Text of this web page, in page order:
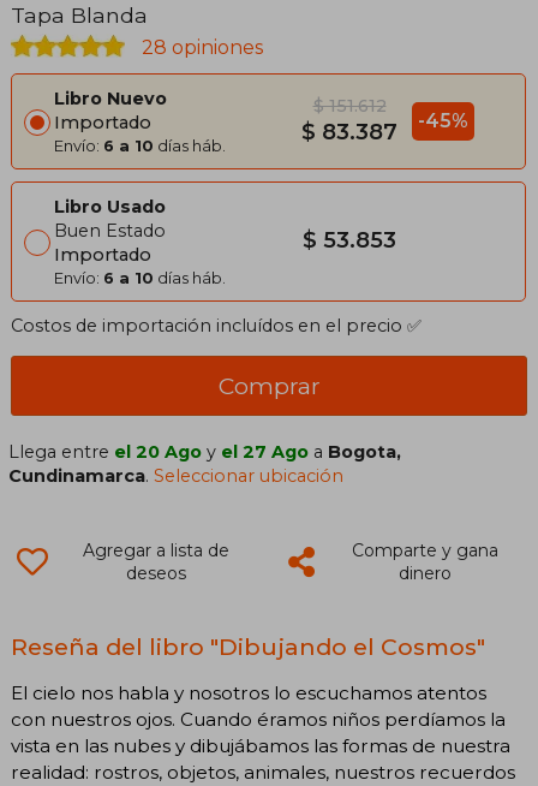
Tapa Blanda
28 opiniones
Libro Nuevo
Importado
Envío: 6 a 10 días háb.
$ 151.612
$ 83.387 -45%
Libro Usado
Buen Estado
Importado
Envío: 6 a 10 días háb.
$ 53.853
Costos de importación incluídos en el precio ✅
Comprar
Llega entre el 20 Ago y el 27 Ago a Bogota,
Cundinamarca.Seleccionar ubicación
Agregar a lista de
deseos
Comparte y gana
dinero
Reseña del libro "Dibujando el Cosmos"
El cielo nos habla y nosotros lo escuchamos atentos
con nuestros ojos. Cuando éramos niños perdíamos la
vista en las nubes y dibujábamos las formas de nuestra
realidad: rostros, objetos, animales, nuestros recuerdos